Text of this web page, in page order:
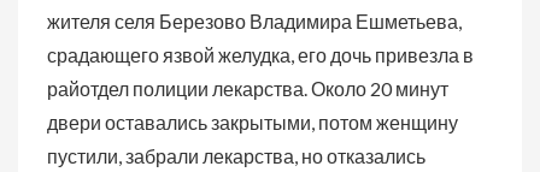
жителя селя Березово Владимира Ешметьева,
срадающего язвой желудка, его дочь привезла в
райотдел полиции лекарства. Около 20 минут
двери оставались закрытыми, потом женщину
пустили, забрали лекарства, но отказались